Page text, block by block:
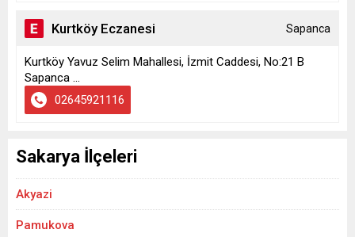
Kurtköy Eczanesi Sapanca
Kurtköy Yavuz Selim Mahallesi, İzmit Caddesi, No:21 B
Sapanca ...
02645921116
Sakarya İlçeleri
Akyazi
Pamukova